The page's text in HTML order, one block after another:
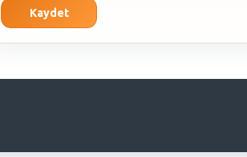
Kaydet